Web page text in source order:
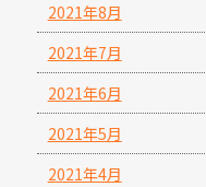
2021年8月
2021年7月
2021年6月
2021年5月
2021年4月